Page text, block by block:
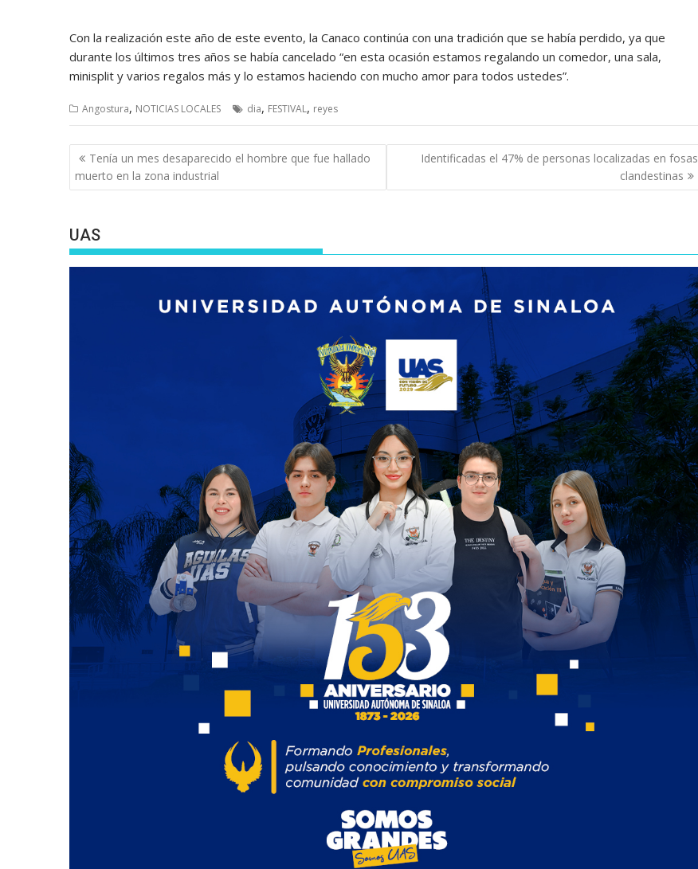
Con la realización este año de este evento, la Canaco continúa con una tradición que se había perdido, ya que
durante los últimos tres años se había cancelado “en esta ocasión estamos regalando un comedor, una sala,
minisplit y varios regalos más y lo estamos haciendo con mucho amor para todos ustedes”.
Angostura, NOTICIAS LOCALES dia, FESTIVAL, reyes
Navegación
de
entradas
Tenía un mes desaparecido el hombre que fue hallado
muerto en la zona industrial
Identificadas el 47% de personas localizadas en fosas
clandestinas
UAS